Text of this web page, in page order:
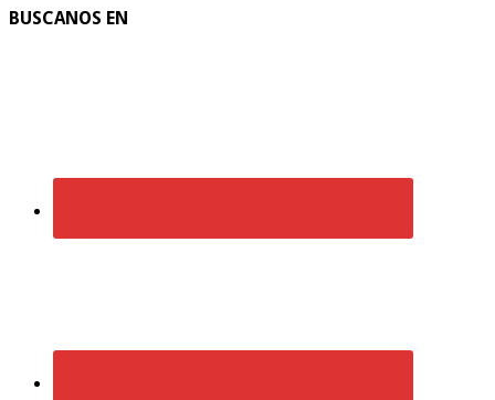
BUSCANOS EN